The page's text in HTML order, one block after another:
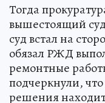
Тогда
вышестоящий
суд встал на
обязал РЖД
ремонтные
подчеркнули,
решения